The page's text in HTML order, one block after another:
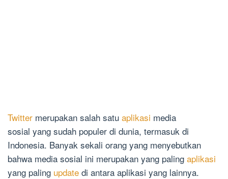
Twitter merupakan salah satu aplikasi media
sosial yang sudah populer di dunia, termasuk di
Indonesia. Banyak sekali orang yang menyebutkan
bahwa media sosial ini merupakan yang paling aplikasi
yang paling update di antara aplikasi yang lainnya.